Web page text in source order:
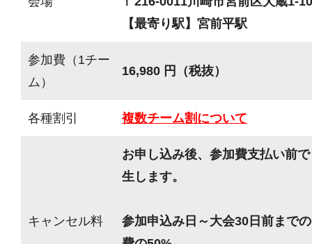
【最寄り駅】宮前平駅
参加費（1チー
ム）
16,980 円（税抜）
各種割引 複数チーム割について
キャンセル料
お申し込み後、参加費支払い前
生します。
参加申込み日～大会30日前まで